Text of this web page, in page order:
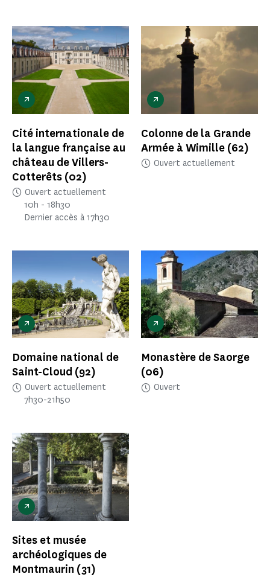
Cité internationale de
la langue française au
château de Villers-
Cotterêts (02)
Ouvert actuellement
10h - 18h30
Dernier accès à 17h30
Colonne de la Grande
Armée à Wimille (62)
Ouvert actuellement
Domaine national de
Saint-Cloud (92)
Ouvert actuellement
7h30-21h50
Monastère de Saorge
(06)
Ouvert
Sites et musée
archéologiques de
Montmaurin (31)